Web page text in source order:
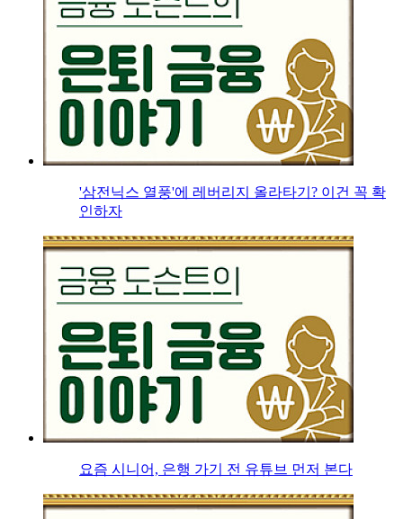
'삼전닉스 열풍'에 레버리지 올라타기? 이건 꼭 확
인하자
요즘 시니어, 은행 가기 전 유튜브 먼저 본다